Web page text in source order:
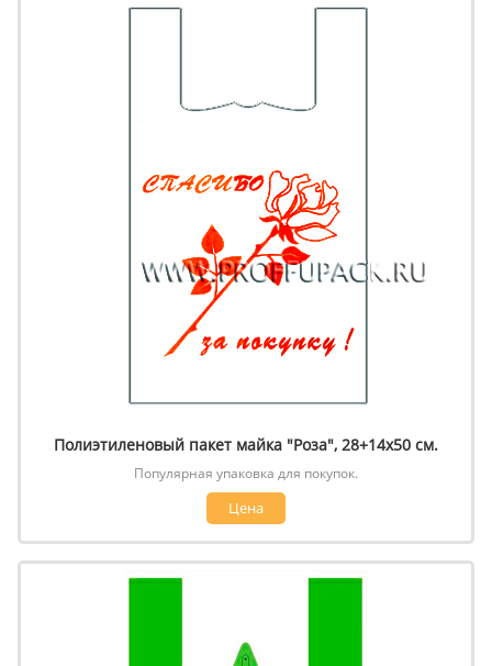
Полиэтиленовый пакет майка "Роза", 28+14х50 см.
Популярная упаковка для покупок.
Цена